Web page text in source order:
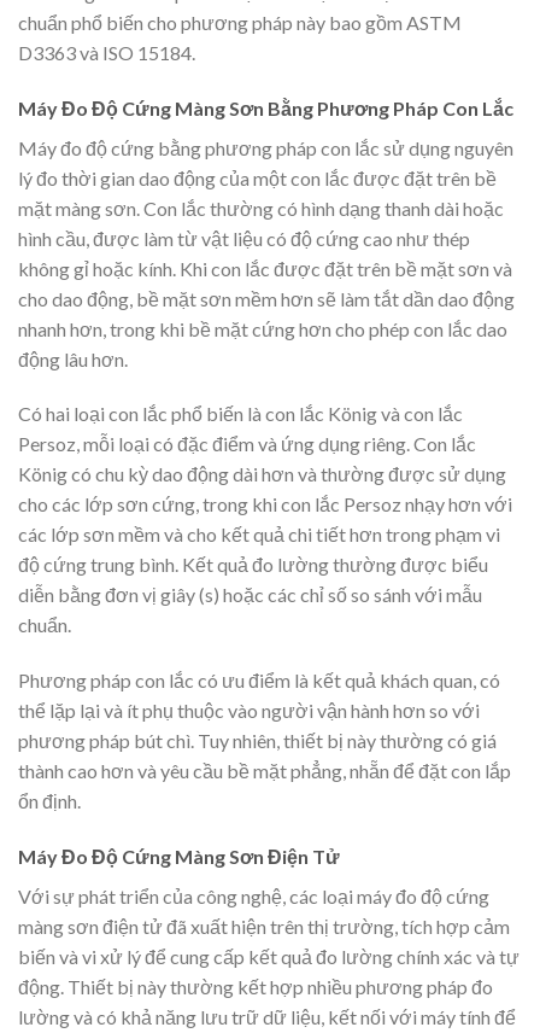
chuẩn phổ biến cho phương pháp này bao gồm ASTM
D3363 và ISO 15184.
Máy Đo Độ Cứng Màng Sơn Bằng Phương Pháp Con Lắc
Máy đo độ cứng bằng phương pháp con lắc sử dụng nguyên
lý đo thời gian dao động của một con lắc được đặt trên bề
mặt màng sơn. Con lắc thường có hình dạng thanh dài hoặc
hình cầu, được làm từ vật liệu có độ cứng cao như thép
không gỉ hoặc kính. Khi con lắc được đặt trên bề mặt sơn và
cho dao động, bề mặt sơn mềm hơn sẽ làm tắt dần dao động
nhanh hơn, trong khi bề mặt cứng hơn cho phép con lắc dao
động lâu hơn.
Có hai loại con lắc phổ biến là con lắc König và con lắc
Persoz, mỗi loại có đặc điểm và ứng dụng riêng. Con lắc
König có chu kỳ dao động dài hơn và thường được sử dụng
cho các lớp sơn cứng, trong khi con lắc Persoz nhạy hơn với
các lớp sơn mềm và cho kết quả chi tiết hơn trong phạm vi
độ cứng trung bình. Kết quả đo lường thường được biểu
diễn bằng đơn vị giây (s) hoặc các chỉ số so sánh với mẫu
chuẩn.
Phương pháp con lắc có ưu điểm là kết quả khách quan, có
thể lặp lại và ít phụ thuộc vào người vận hành hơn so với
phương pháp bút chì. Tuy nhiên, thiết bị này thường có giá
thành cao hơn và yêu cầu bề mặt phẳng, nhẵn để đặt con lắp
ổn định.
Máy Đo Độ Cứng Màng Sơn Điện Tử
Với sự phát triển của công nghệ, các loại máy đo độ cứng
màng sơn điện tử đã xuất hiện trên thị trường, tích hợp cảm
biến và vi xử lý để cung cấp kết quả đo lường chính xác và tự
động. Thiết bị này thường kết hợp nhiều phương pháp đo
lường và có khả năng lưu trữ dữ liệu, kết nối với máy tính để